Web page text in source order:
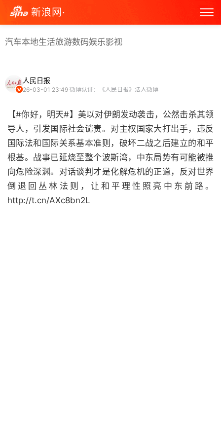
新浪网·
汽车本地生活旅游数码娱乐影视
人民日报
26-03-01 23:49 微博认证：《人民日报》法人微博
【#你好，明天#】美以对伊朗发动袭击，公然击杀其领
导人，引发国际社会谴责。对主权国家大打出手，违反
国际法和国际关系基本准则，破坏二战之后建立的和平
根基。战事已延烧至整个波斯湾，中东局势有可能被推
向危险深渊。对话谈判才是化解危机的正道，反对世界
倒退回丛林法则，让和平理性照亮中东前路。
http://t.cn/AXc8bn2L